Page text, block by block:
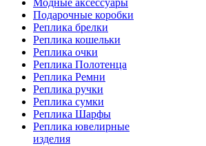
Модные аксессуары
Подарочные коробки
Реплика брелки
Реплика кошельки
Реплика очки
Реплика Полотенца
Реплика Ремни
Реплика ручки
Реплика сумки
Реплика Шарфы
Реплика ювелирные
изделия